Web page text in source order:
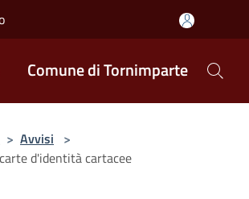
Comune di Tornimparte
> Avvisi >
d'identità cartacee